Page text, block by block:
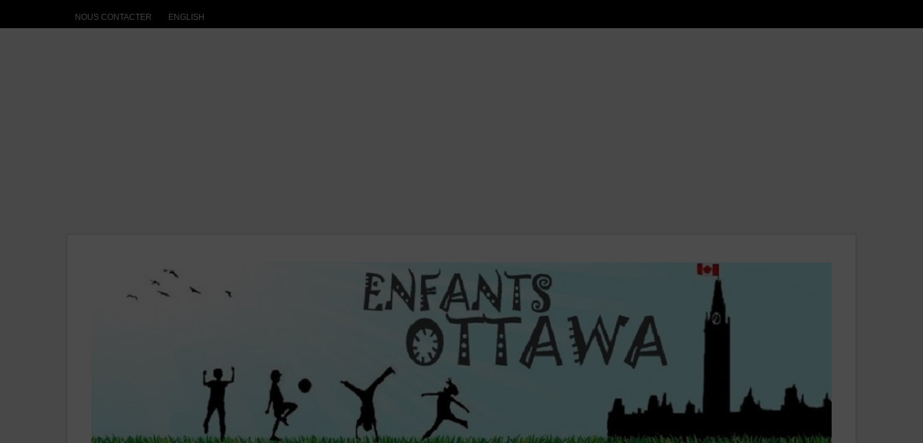
NOUS CONTACTER ENGLISH